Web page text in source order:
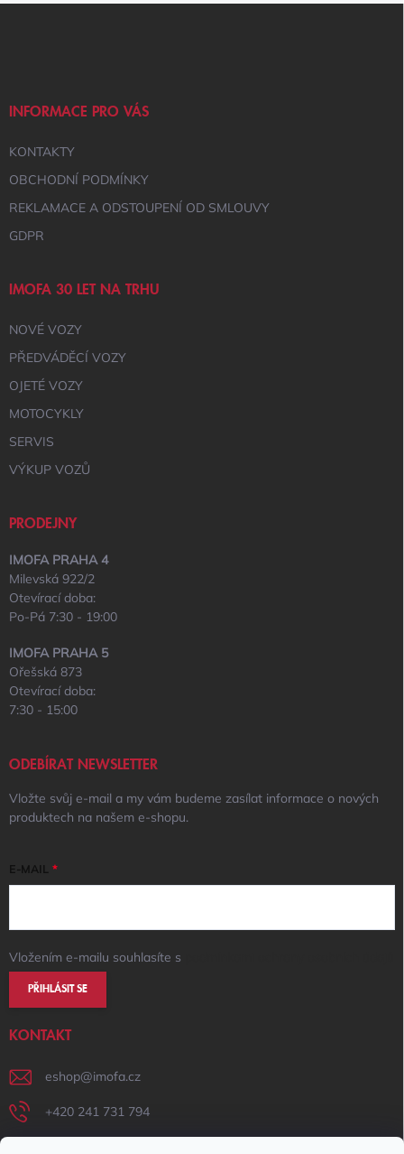
INFORMACE PRO VÁS
KONTAKTY
OBCHODNÍ PODMÍNKY
REKLAMACE A ODSTOUPENÍ OD SMLOUVY
GDPR
IMOFA 30 LET NA TRHU
NOVÉ VOZY
PŘEDVÁDĚCÍ VOZY
OJETÉ VOZY
MOTOCYKLY
SERVIS
VÝKUP VOZŮ
PRODEJNY
IMOFA PRAHA 4
Milevská 922/2
Otevírací doba:
Po-Pá 7:30 - 19:00
IMOFA PRAHA 5
Ořešská 873
Otevírací doba:
7:30 - 15:00
ODEBÍRAT NEWSLETTER
Vložte svůj e-mail a my vám budeme zasílat informace o nových
produktech na našem e-shopu.
E-MAIL
Vložením e-mailu souhlasíte s
PŘIHLÁSIT SE
KONTAKT
eshop@imofa.cz
+420 241 731 794